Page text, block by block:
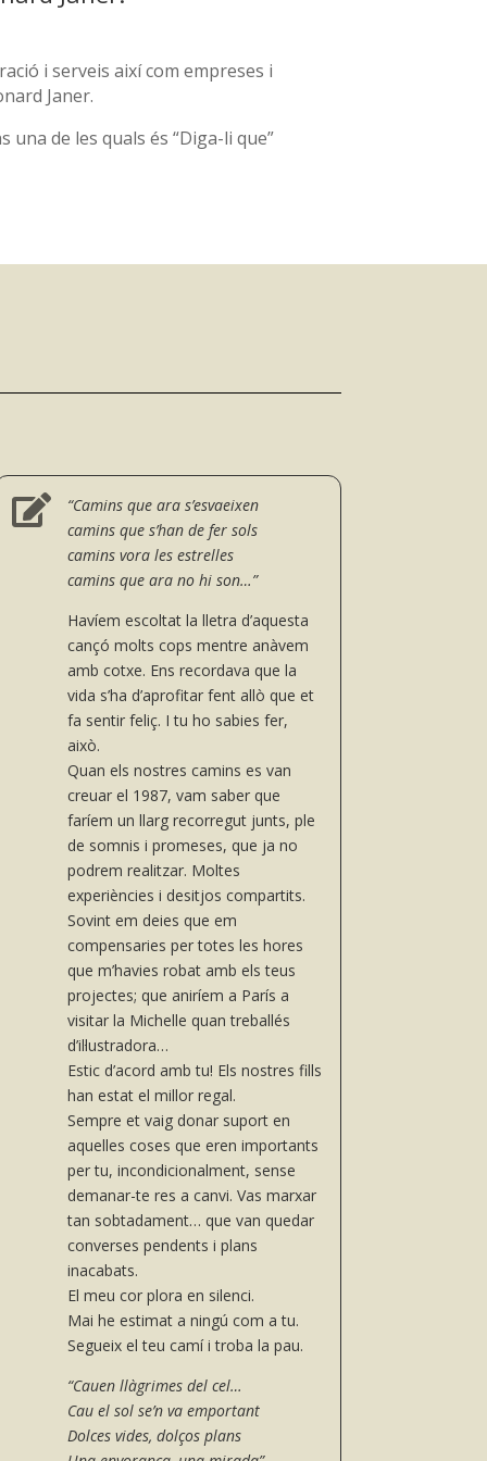
i serveis així com empreses i
Janer.
de les quals és “Diga-li que”

“Camins que ara s’esvaeixen
camins que s’han de fer sols
camins vora les estrelles
camins que ara no hi son…”
Havíem escoltat la lletra d’aquesta
cançó molts cops mentre anàvem
amb cotxe. Ens recordava que la
vida s’ha d’aprofitar fent allò que et
fa sentir feliç. I tu ho sabies fer,
això.
Quan els nostres camins es van
creuar el 1987, vam saber que
faríem un llarg recorregut junts, ple
de somnis i promeses, que ja no
podrem realitzar. Moltes
experiències i desitjos compartits.
Sovint em deies que em
compensaries per totes les hores
que m’havies robat amb els teus
projectes; que aniríem a París a
visitar la Michelle quan treballés
d’il·lustradora…
Estic d’acord amb tu! Els nostres fills
han estat el millor regal.
Sempre et vaig donar suport en
aquelles coses que eren importants
per tu, incondicionalment, sense
demanar-te res a canvi. Vas marxar
tan sobtadament… que van quedar
converses pendents i plans
inacabats.
El meu cor plora en silenci.
Mai he estimat a ningú com a tu.
Segueix el teu camí i troba la pau.
“Cauen llàgrimes del cel…
Cau el sol se’n va emportant
Dolces vides, dolços plans